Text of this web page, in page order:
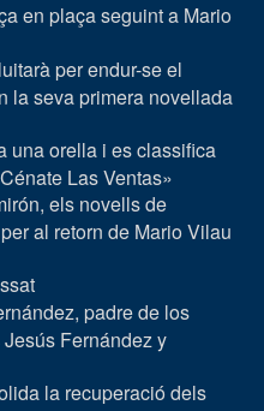
en plaça seguint a Mario
per endur-se el
la seva primera novellada
una orella i es classifica
Las Ventas»
els novells de
al retorn de Mario Vilau
padre de los
Fernández y
la recuperació dels